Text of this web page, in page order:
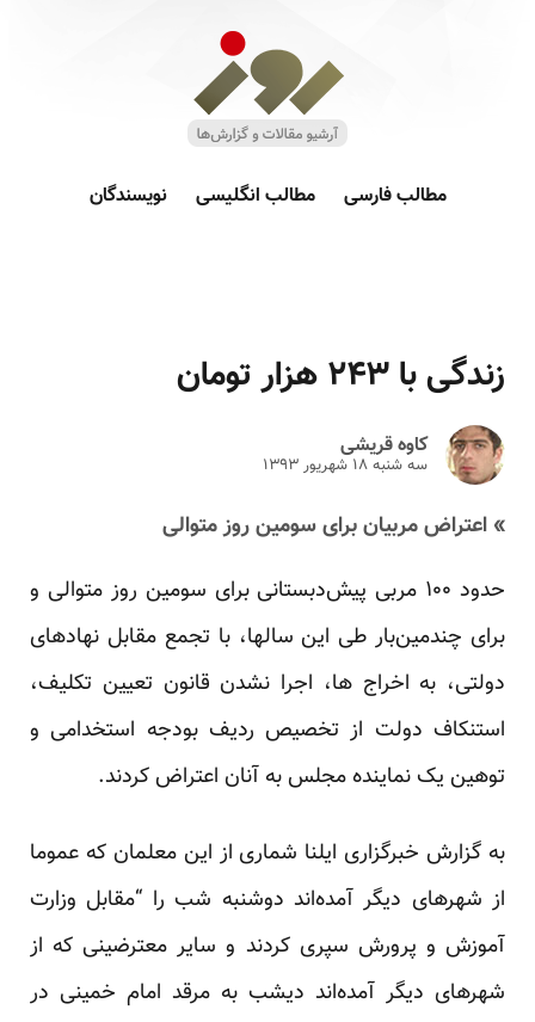
مطالب فارسی مطالب انگلیسی نویسندگان
زندگی با ۲۴۳ هزار تومان
کاوه قریشی
سه شنبه ۱۸ شهريور ۱۳۹۳
» اعتراض مربیان برای سومین روز متوالی
حدود ۱۰۰ مربی پیش‌دبستانی برای سومین روز متوالی و
برای چندمین‌بار طی این سالها، با تجمع مقابل نهادهای
دولتی، به اخراج ها، اجرا نشدن قانون تعیین تکلیف،
استنکاف دولت از تخصیص ردیف بودجه استخدامی و
توهین یک نماینده مجلس به آنان اعتراض کردند.
به گزارش خبرگزاری ایلنا شماری از این معلمان که عموما
از شهرهای دیگر آمده‌اند دوشنبه شب را “مقابل وزارت
آموزش و پرورش سپری کردند و سایر معترضینی که از
شهرهای دیگر آمده‌اند دیشب به مرقد امام خمینی در